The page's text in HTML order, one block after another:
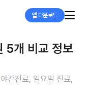
앱 다운로드
5개 비교 정보
간진료, 일요일 진료,